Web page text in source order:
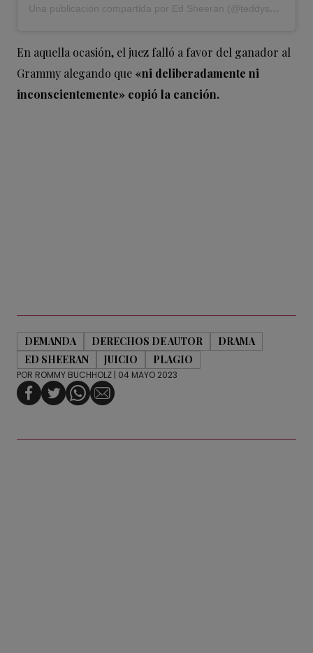
Una publicación compartida por Ed Sheeran (@teddysphotos)
En aquella ocasión, el juez falló a favor del ganador al
Grammy alegando que «ni deliberadamente ni
inconscientemente» copió la canción.
DEMANDA DERECHOS DE AUTOR
DRAMA
ED SHEERAN
JUICIO PLAGIO
POR ROMMY BUCHHOLZ | 04 MAYO 2023